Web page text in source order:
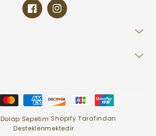
FacebookInstagram
Dolap Sepetim Shopify Tarafından
Desteklenmektedir.